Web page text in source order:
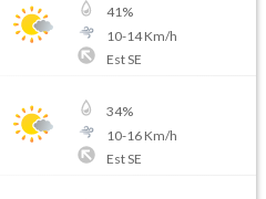
41%
10-14Km/h
Est SE
34%
10-16Km/h
Est SE